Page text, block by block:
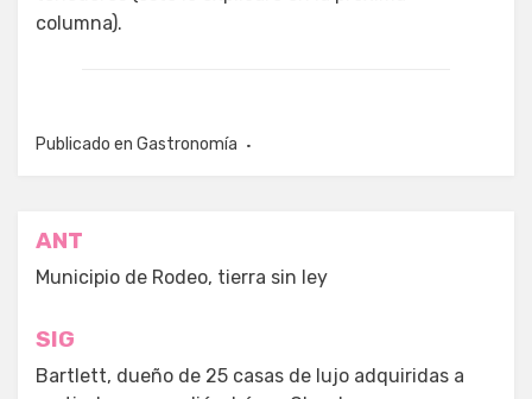
columna).
Publicado en Gastronomía
Navegación
de
entradas
ANT
Municipio de Rodeo, tierra sin ley
SIG
Bartlett, dueño de 25 casas de lujo adquiridas a